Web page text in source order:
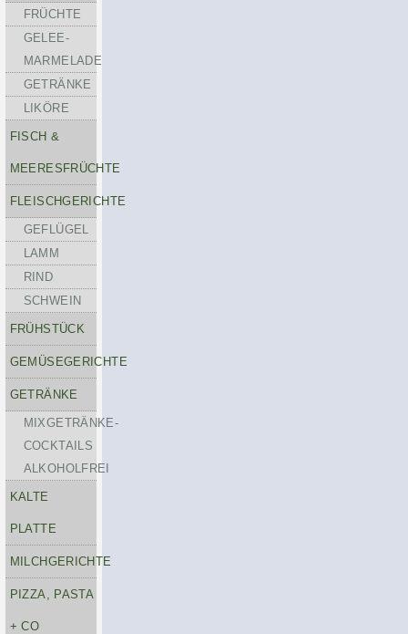
FRÜCHTE
GELEE-
MARMELADE
GETRÄNKE
LIKÖRE
FISCH &
MEERESFRÜCHTE
FLEISCHGERICHTE
GEFLÜGEL
LAMM
RIND
SCHWEIN
FRÜHSTÜCK
GEMÜSEGERICHTE
GETRÄNKE
MIXGETRÄNKE-
COCKTAILS
ALKOHOLFREI
KALTE
PLATTE
MILCHGERICHTE
PIZZA, PASTA
+ CO